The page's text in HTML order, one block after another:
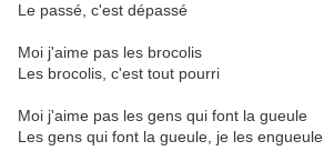
Le passé, c'est dépassé
Moi j'aime pas les brocolis
Les brocolis, c'est tout pourri
Moi j'aime pas les gens qui font la gueule
Les gens qui font la gueule, je les engueule